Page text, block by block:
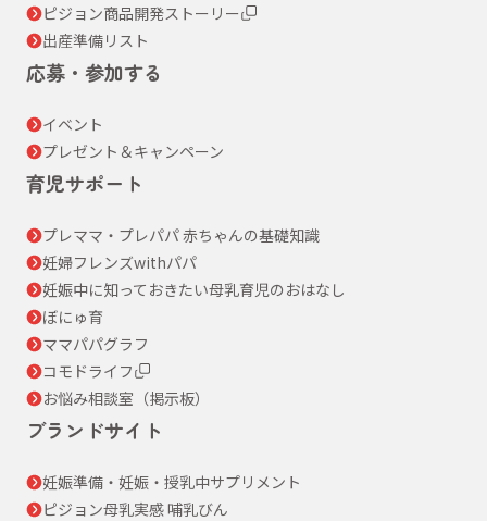
ピジョン商品開発ストーリー
出産準備リスト
応募・参加する
イベント
プレゼント＆キャンペーン
育児サポート
プレママ・プレパパ 赤ちゃんの基礎知識
妊婦フレンズwithパパ
妊娠中に知っておきたい母乳育児のおはなし
ぼにゅ育
ママパパグラフ
コモドライフ
お悩み相談室（掲示板）
ブランドサイト
妊娠準備・妊娠・授乳中サプリメント
ピジョン母乳実感 哺乳びん